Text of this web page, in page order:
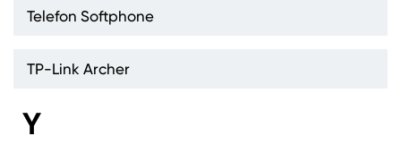
Telefon Softphone
TP-Link Archer
Y